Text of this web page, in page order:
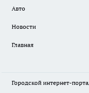
Авто
Новости
Главная
Городской интернет-